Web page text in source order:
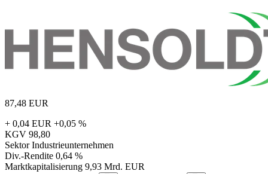
87,48 EUR
+ 0,04 EUR +0,05 %
KGV 98,80
Sektor Industrieunternehmen
Div.-Rendite 0,64 %
Marktkapitalisierung 9,93 Mrd. EUR